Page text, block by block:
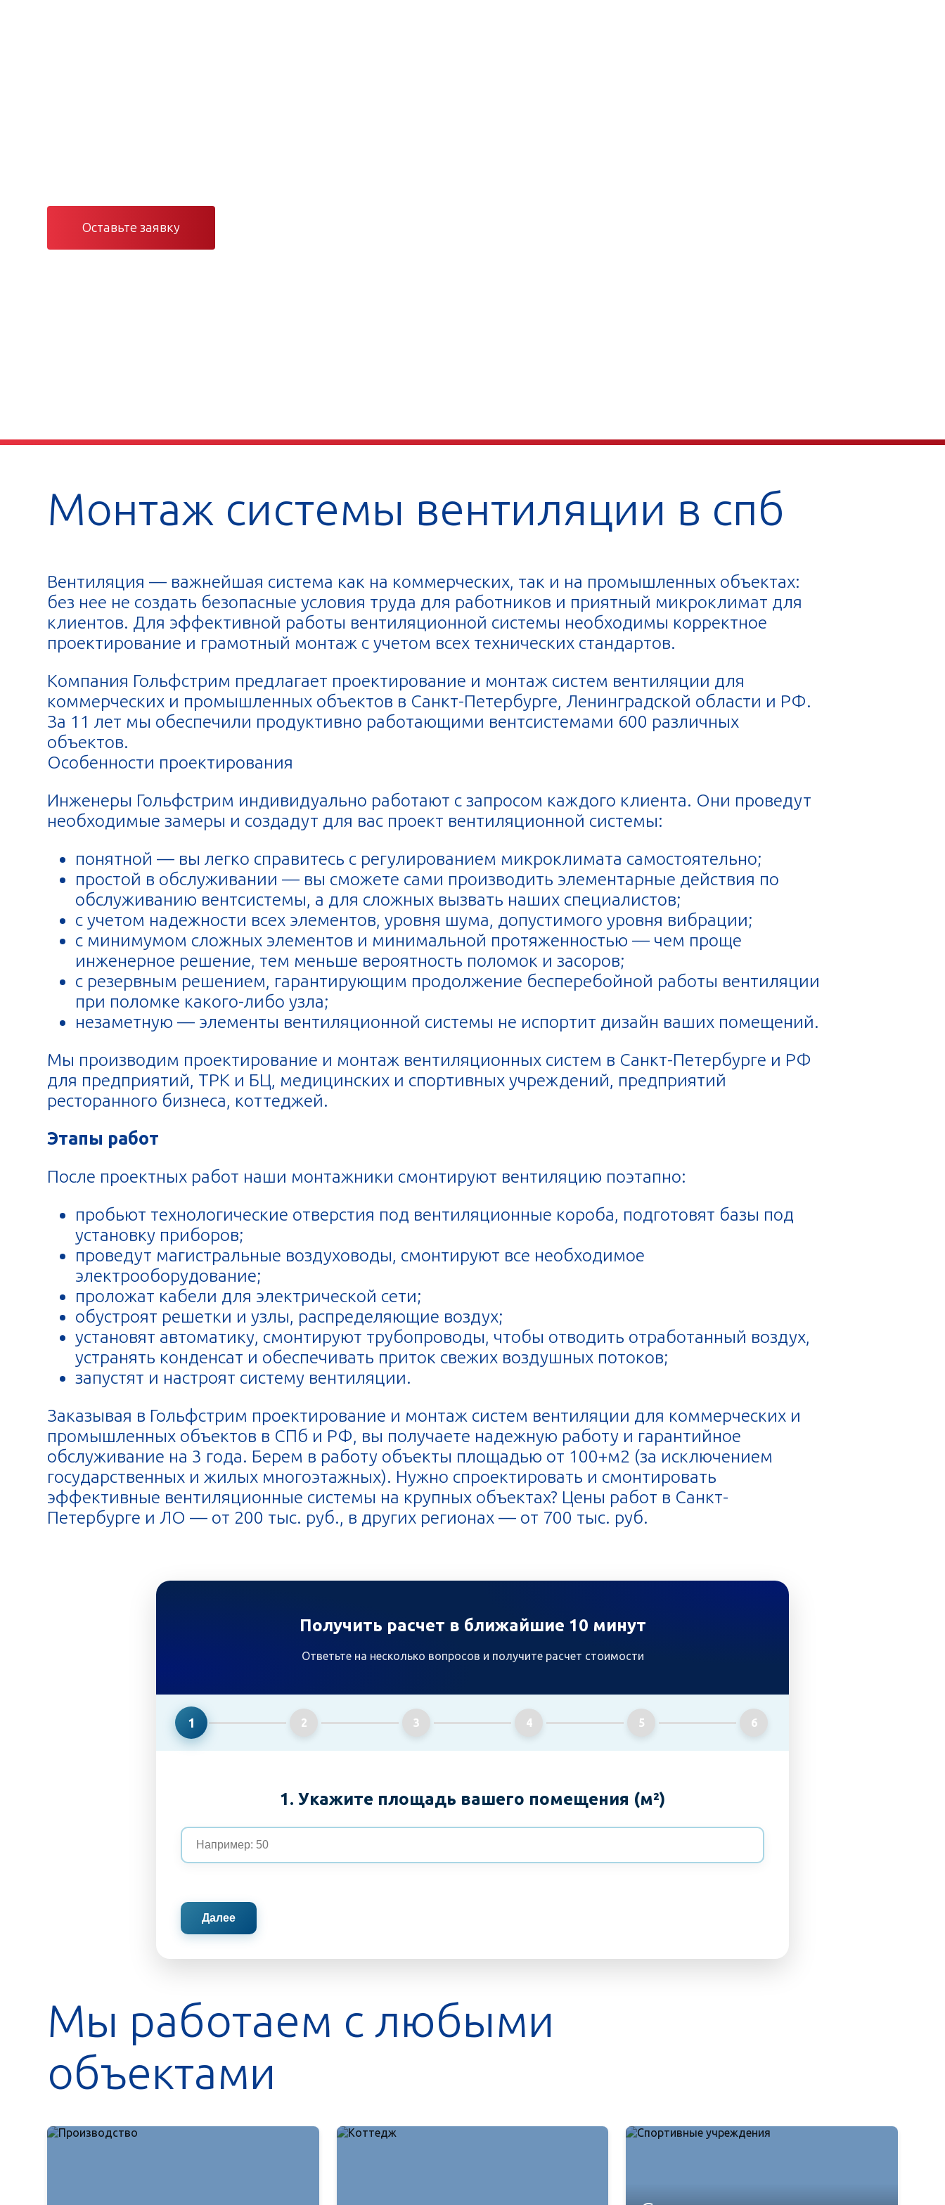
Оставьте заявку
Монтаж системы вентиляции в спб
Вентиляция — важнейшая система как на коммерческих, так и на промышленных объектах:
без нее не создать безопасные условия труда для работников и приятный микроклимат для
клиентов. Для эффективной работы вентиляционной системы необходимы корректное
проектирование и грамотный монтаж с учетом всех технических стандартов.
Компания Гольфстрим предлагает проектирование и монтаж систем вентиляции для
коммерческих и промышленных объектов в Санкт-Петербурге, Ленинградской области и РФ.
За 11 лет мы обеспечили продуктивно работающими вентсистемами 600 различных
объектов.
Особенности проектирования
Инженеры Гольфстрим индивидуально работают с запросом каждого клиента. Они проведут
необходимые замеры и создадут для вас проект вентиляционной системы:
понятной — вы легко справитесь с регулированием микроклимата самостоятельно;
простой в обслуживании — вы сможете сами производить элементарные действия по
обслуживанию вентсистемы, а для сложных вызвать наших специалистов;
с учетом надежности всех элементов, уровня шума, допустимого уровня вибрации;
с минимумом сложных элементов и минимальной протяженностью — чем проще
инженерное решение, тем меньше вероятность поломок и засоров;
с резервным решением, гарантирующим продолжение бесперебойной работы вентиляции
при поломке какого-либо узла;
незаметную — элементы вентиляционной системы не испортит дизайн ваших помещений.
Мы производим проектирование и монтаж вентиляционных систем в Санкт-Петербурге и РФ
для предприятий, ТРК и БЦ, медицинских и спортивных учреждений, предприятий
ресторанного бизнеса, коттеджей.
Этапы работ
После проектных работ наши монтажники смонтируют вентиляцию поэтапно:
пробьют технологические отверстия под вентиляционные короба, подготовят базы под
установку приборов;
проведут магистральные воздуховоды, смонтируют все необходимое
электрооборудование;
проложат кабели для электрической сети;
обустроят решетки и узлы, распределяющие воздух;
установят автоматику, смонтируют трубопроводы, чтобы отводить отработанный воздух,
устранять конденсат и обеспечивать приток свежих воздушных потоков;
запустят и настроят систему вентиляции.
Заказывая в Гольфстрим проектирование и монтаж систем вентиляции для коммерческих и
промышленных объектов в СПб и РФ, вы получаете надежную работу и гарантийное
обслуживание на 3 года. Берем в работу объекты площадью от 100+м2 (за исключением
государственных и жилых многоэтажных). Нужно спроектировать и смонтировать
эффективные вентиляционные системы на крупных объектах? Цены работ в Санкт-
Петербурге и ЛО — от 200 тыс. руб., в других регионах — от 700 тыс. руб.
Получить расчет в ближайшие 10 минут
Ответьте на несколько вопросов и получите расчет стоимости
1 2 3 4 5 6
1. Укажите площадь вашего помещения (м²)
Далее
Мы работаем с любыми
объектами